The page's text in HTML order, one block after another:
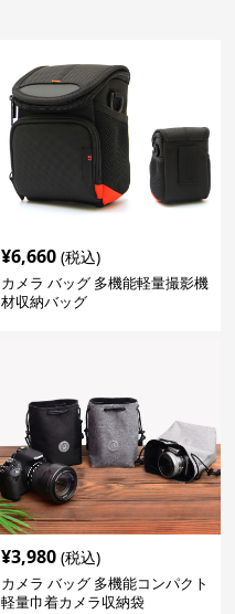
¥6,660 (税込)
カメラ バッグ 多機能軽量撮影機
材収納バッグ
¥3,980 (税込)
カメラ バッグ 多機能コンパクト
軽量巾着カメラ収納袋